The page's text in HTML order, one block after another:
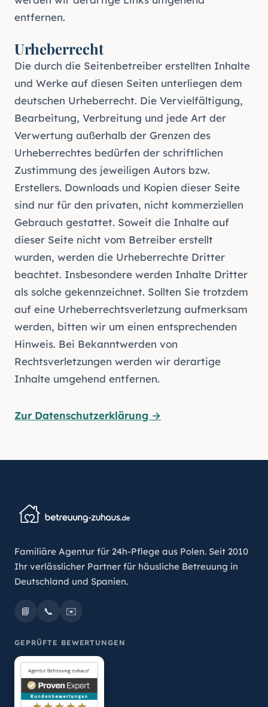
entfernen.
Urheberrecht
Die durch die Seitenbetreiber erstellten Inhalte
und Werke auf diesen Seiten unterliegen dem
deutschen Urheberrecht. Die Vervielfältigung,
Bearbeitung, Verbreitung und jede Art der
Verwertung außerhalb der Grenzen des
Urheberrechtes bedürfen der schriftlichen
Zustimmung des jeweiligen Autors bzw.
Erstellers. Downloads und Kopien dieser Seite
sind nur für den privaten, nicht kommerziellen
Gebrauch gestattet. Soweit die Inhalte auf
dieser Seite nicht vom Betreiber erstellt
wurden, werden die Urheberrechte Dritter
beachtet. Insbesondere werden Inhalte Dritter
als solche gekennzeichnet. Sollten Sie trotzdem
auf eine Urheberrechtsverletzung aufmerksam
werden, bitten wir um einen entsprechenden
Hinweis. Bei Bekanntwerden von
Rechtsverletzungen werden wir derartige
Inhalte umgehend entfernen.
Zur Datenschutzerklärung →
Familiäre Agentur für 24h-Pflege aus Polen. Seit 2010
Ihr verlässlicher Partner für häusliche Betreuung in
Deutschland und Spanien.
📘 📞 ✉️
GEPRÜFTE BEWERTUNGEN